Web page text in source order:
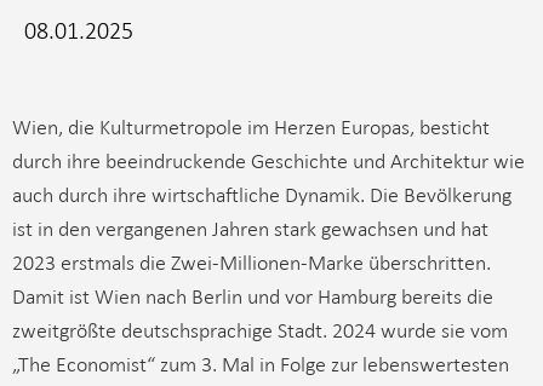
08.01.2025
Wien, die Kulturmetropole im Herzen Europas, besticht
durch ihre beeindruckende Geschichte und Architektur wie
auch durch ihre wirtschaftliche Dynamik. Die Bevölkerung
ist in den vergangenen Jahren stark gewachsen und hat
2023 erstmals die Zwei-Millionen-Marke überschritten.
Damit ist Wien nach Berlin und vor Hamburg bereits die
zweitgrößte deutschsprachige Stadt. 2024 wurde sie vom
„The Economist“ zum 3. Mal in Folge zur lebenswertesten